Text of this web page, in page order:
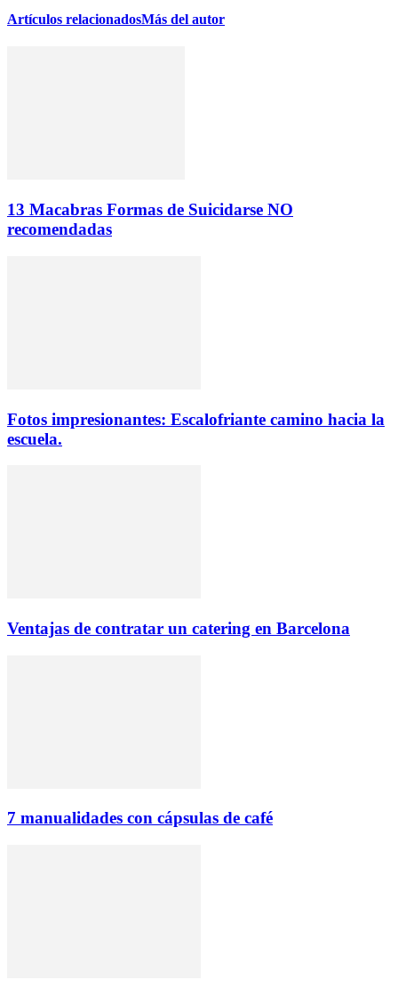
Artículos relacionadosMás del autor
13 Macabras Formas de Suicidarse NO
recomendadas
Fotos impresionantes: Escalofriante camino hacia la
escuela.
Ventajas de contratar un catering en Barcelona
7 manualidades con cápsulas de café